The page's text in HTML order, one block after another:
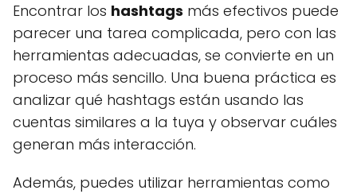
Encontrar los hashtags más efectivos puede
parecer una tarea complicada, pero con las
herramientas adecuadas, se convierte en un
proceso más sencillo. Una buena práctica es
analizar qué hashtags están usando las
cuentas similares a la tuya y observar cuáles
generan más interacción.
Además, puedes utilizar herramientas como